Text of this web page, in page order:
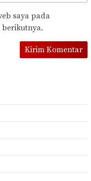
saya pada